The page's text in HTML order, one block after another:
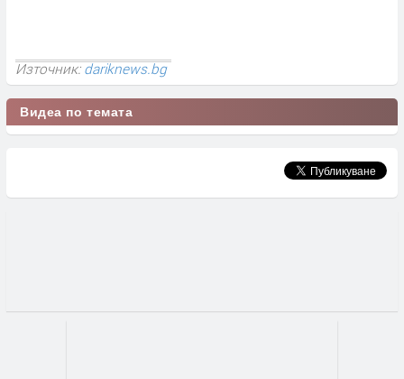
Източник:dariknews.bg
Видеа по темата